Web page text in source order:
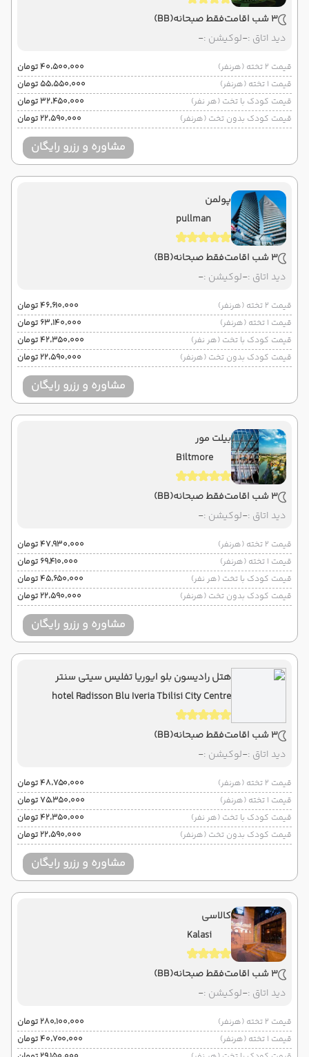
3 شب اقامت فقط صبحانه(BB)
دید اتاق :-لوکیشن :-
قیمت 2 تخته (هرنفر)
۴۰٬۵۰۰٬۰۰۰ تومان
قیمت 1 تخته (هرنفر)
۵۵٬۵۵۰٬۰۰۰ تومان
قیمت کودک با تخت (هر نفر)
۳۲٬۴۵۰٬۰۰۰ تومان
قیمت کودک بدون تخت (هرنفر)
۲۲٬۵۹۰٬۰۰۰ تومان
مشاوره و رزرو رایگان
پولمن
pullman
3 شب اقامت فقط صبحانه(BB)
دید اتاق :-لوکیشن :-
قیمت 2 تخته (هرنفر)
۴۶٬۶۱۰٬۰۰۰ تومان
قیمت 1 تخته (هرنفر)
۶۳٬۱۴۰٬۰۰۰ تومان
قیمت کودک با تخت (هر نفر)
۴۲٬۳۵۰٬۰۰۰ تومان
قیمت کودک بدون تخت (هرنفر)
۲۲٬۵۹۰٬۰۰۰ تومان
مشاوره و رزرو رایگان
بیلت مور
Biltmore
3 شب اقامت فقط صبحانه(BB)
دید اتاق :-لوکیشن :-
قیمت 2 تخته (هرنفر)
۴۷٬۹۳۰٬۰۰۰ تومان
قیمت 1 تخته (هرنفر)
۶۹٬۴۱۰٬۰۰۰ تومان
قیمت کودک با تخت (هر نفر)
۴۵٬۶۵۰٬۰۰۰ تومان
قیمت کودک بدون تخت (هرنفر)
۲۲٬۵۹۰٬۰۰۰ تومان
مشاوره و رزرو رایگان
هتل رادیسون بلو ایوریا تفلیس سیتی سنتر
hotel Radisson Blu Iveria Tbilisi City Centre
3 شب اقامت فقط صبحانه(BB)
دید اتاق :-لوکیشن :-
قیمت 2 تخته (هرنفر)
۴۸٬۷۵۰٬۰۰۰ تومان
قیمت 1 تخته (هرنفر)
۷۵٬۳۵۰٬۰۰۰ تومان
قیمت کودک با تخت (هر نفر)
۴۲٬۳۵۰٬۰۰۰ تومان
قیمت کودک بدون تخت (هرنفر)
۲۲٬۵۹۰٬۰۰۰ تومان
مشاوره و رزرو رایگان
کالاسی
Kalasi
3 شب اقامت فقط صبحانه(BB)
دید اتاق :-لوکیشن :-
قیمت 2 تخته (هرنفر)
۲۸۰٬۱۰۰٬۰۰۰ تومان
قیمت 1 تخته (هرنفر)
۴۰٬۷۰۰٬۰۰۰ تومان